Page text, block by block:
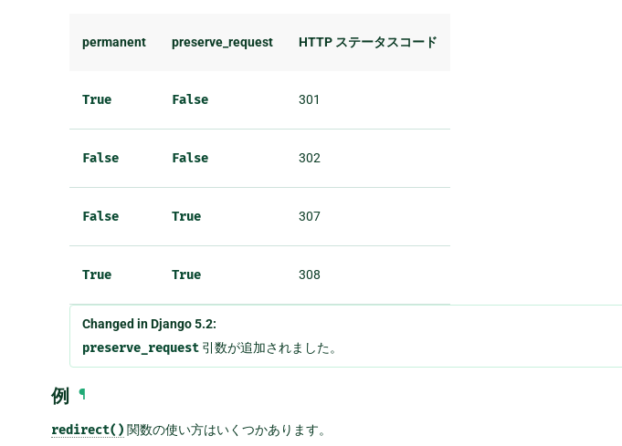
permanent preserve_request HTTP ステータスコード
True False 301
False False 302
False True 307
True True 308
Changed in Django 5.2:
preserve_request引数が追加されました。
例 ¶
redirect() 関数の使い方はいくつかあります。